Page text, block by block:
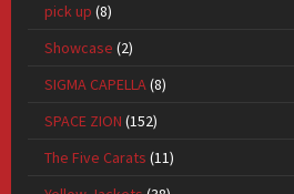
pick up (8)
Showcase (2)
SIGMA CAPELLA(8)
SPACE ZION (152)
The Five Carats (11)